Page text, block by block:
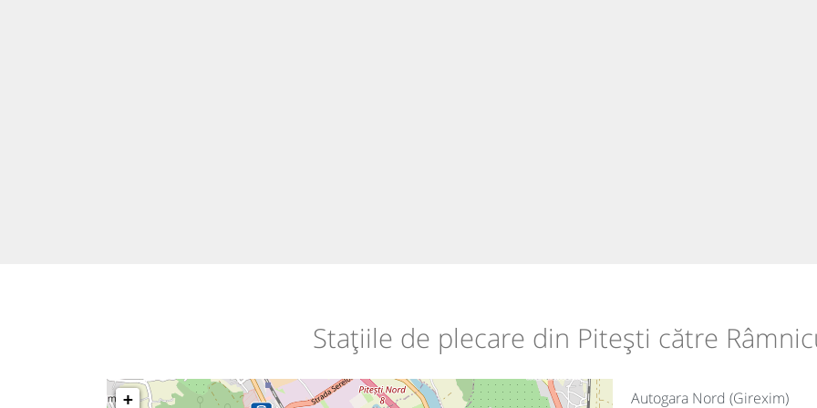
Stațiile de plecare din Pitești către
+ Autogara Nord (Girexim)